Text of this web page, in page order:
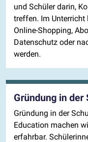
und Schüler darin,
treffen. Im Unterricht
Online-Shopping,
Datenschutz oder
werden.
Gründung in der
Gründung in der
Education machen
erfahrbar.